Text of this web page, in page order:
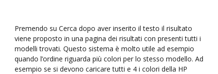
Premendo su Cerca dopo aver inserito il testo il risultato
viene proposto in una pagina dei risultati con presenti tutti i
modelli trovati. Questo sistema è molto utile ad esempio
quando l’ordine riguarda più colori per lo stesso modello. Ad
esempio se si devono caricare tutti e 4 i colori della HP